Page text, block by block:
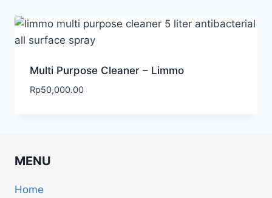
Multi Purpose Cleaner – Limmo
Rp50,000.00
MENU
Home